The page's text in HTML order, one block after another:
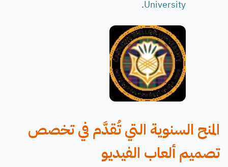
University
.
المنح السنوية التي تُقدَّم في تخصص
تصميم ألعاب الفيديو